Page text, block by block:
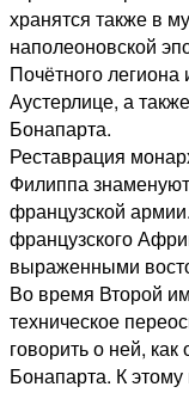
хранятся также в
наполеоновской
Почётного
Аустерлице, а
Бонапарта.
Реставрация
Филиппа
французской
французского
выраженными
Во время Второй
техническое
говорить о ней,
Бонапарта. К